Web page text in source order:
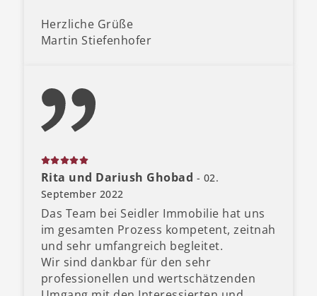
Herzliche Grüße
Martin Stiefenhofer
Rita und Dariush Ghobad - 02.
September 2022
Das Team bei Seidler Immobilie hat uns
im gesamten Prozess kompetent, zeitnah
und sehr umfangreich begleitet.
Wir sind dankbar für den sehr
professionellen und wertschätzenden